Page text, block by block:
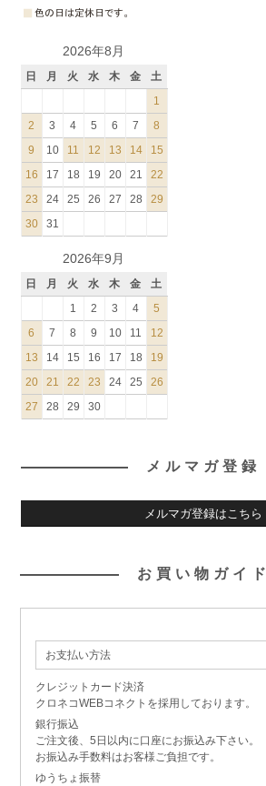
2026年8月
日 月 火 水 木 金
土
1
2
3 4 5 6 7
8
9
10 11 12 13 14
15
16
17 18 19 20 21
22
23
24 25 26 27 28
29
30
31
2026年9月
日 月 火 水 木 金
土
1
2 3 4
5
6
7 8 9 10 11
12
13
14 15 16 17 18
19
20
21 22 23 24 25
26
27
28 29 30
メルマガ登録
メルマガ登録はこちら
お買い物ガイド
お支払い方法
クレジットカード決済
クロネコWEBコネクトを採用しております。
銀行振込
ご注文後、5日以内に口座にお振込み下さい。
お振込み手数料はお客様ご負担です。
ゆうちょ振替